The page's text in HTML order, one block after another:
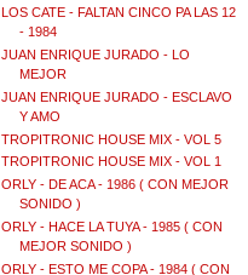
LOS CATE - FALTAN CINCO PA LAS 12
- 1984
JUAN ENRIQUE JURADO - LO
MEJOR
JUAN ENRIQUE JURADO - ESCLAVO
Y AMO
TROPITRONIC HOUSE MIX - VOL 5
TROPITRONIC HOUSE MIX - VOL 1
ORLY - DE ACA - 1986 ( CON MEJOR
SONIDO )
ORLY - HACE LA TUYA - 1985 ( CON
MEJOR SONIDO )
ORLY - ESTO ME COPA - 1984 ( CON